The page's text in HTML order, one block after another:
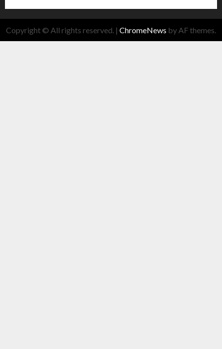
Copyright © All rights reserved. | ChromeNews by AF themes.